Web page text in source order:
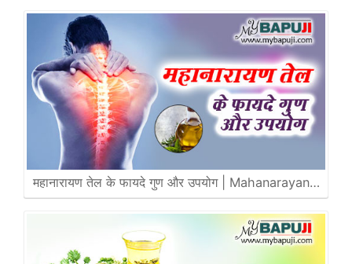
महानारायण तेल के फायदे गुण और उपयोग | Mahanarayan…